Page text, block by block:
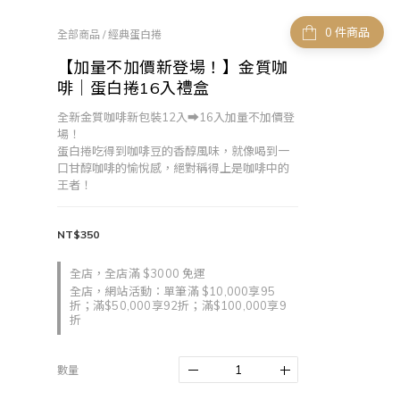
件商品
全部商品 /經典蛋白捲
【加量不加價新登場！】金質咖
啡｜蛋白捲16入禮盒
全新金質咖啡新包裝12入➡️16入加量不加價登
場！
蛋白捲吃得到咖啡豆的香醇風味，就像喝到一
口甘醇咖啡的愉悅感，絕對稱得上是咖啡中的
王者！
全店，全店滿 $3000 免運
全店，網站活動：單筆滿 $10,000享95
折；滿$50,000享92折；滿$100,000享9
折
NT$350
數量